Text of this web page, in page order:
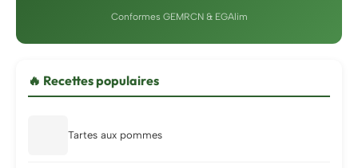
Conformes GEMRCN & EGAlim
🔥 Recettes populaires
Tartes aux pommes